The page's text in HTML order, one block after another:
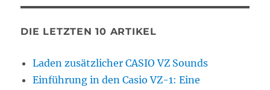
DIE LETZTEN 10 ARTIKEL
Laden zusätzlicher CASIO VZ Sounds
Einführung in den Casio VZ-1: Eine